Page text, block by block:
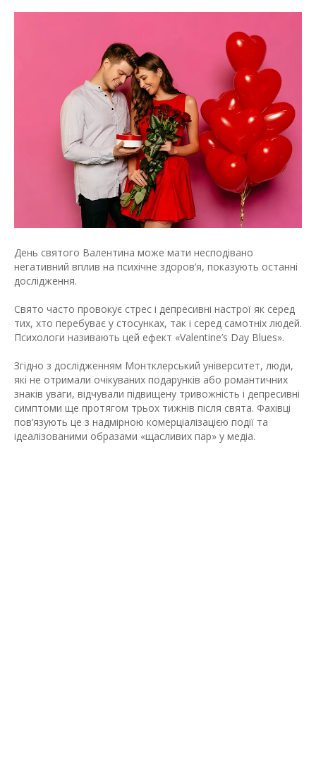
День святого Валентина може мати несподівано
негативний вплив на психічне здоров’я, показують останні
дослідження.
Свято часто провокує стрес і депресивні настрої як серед
тих, хто перебуває у стосунках, так і серед самотніх людей.
Психологи називають цей ефект «Valentine’s Day Blues».
Згідно з дослідженням Монтклерський університет, люди,
які не отримали очікуваних подарунків або романтичних
знаків уваги, відчували підвищену тривожність і депресивні
симптоми ще протягом трьох тижнів після свята. Фахівці
пов’язують це з надмірною комерціалізацією події та
ідеалізованими образами «щасливих пар» у медіа.